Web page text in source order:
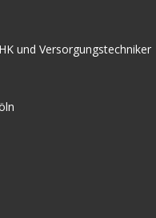
und Versorgungstechniker